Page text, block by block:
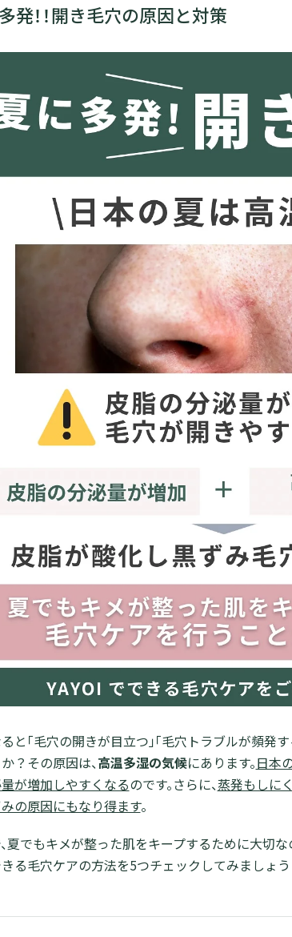
発！！開き毛穴の原因と対策
と「毛穴の開きが目立つ」「毛穴トラブルが頻発
？その原因は、高温多湿の気候にあります。日本
が増加しやすくなるのです。さらに、蒸発もしに
の原因にもなり得ます。
夏でもキメが整った肌をキープするために大切
る毛穴ケアの方法を5つチェックしてみましょう